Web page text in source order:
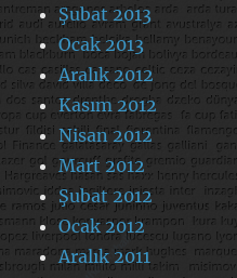
Şubat 2013
Ocak 2013
Aralık 2012
Kasım 2012
Nisan 2012
Mart 2012
Şubat 2012
Ocak 2012
Aralık 2011